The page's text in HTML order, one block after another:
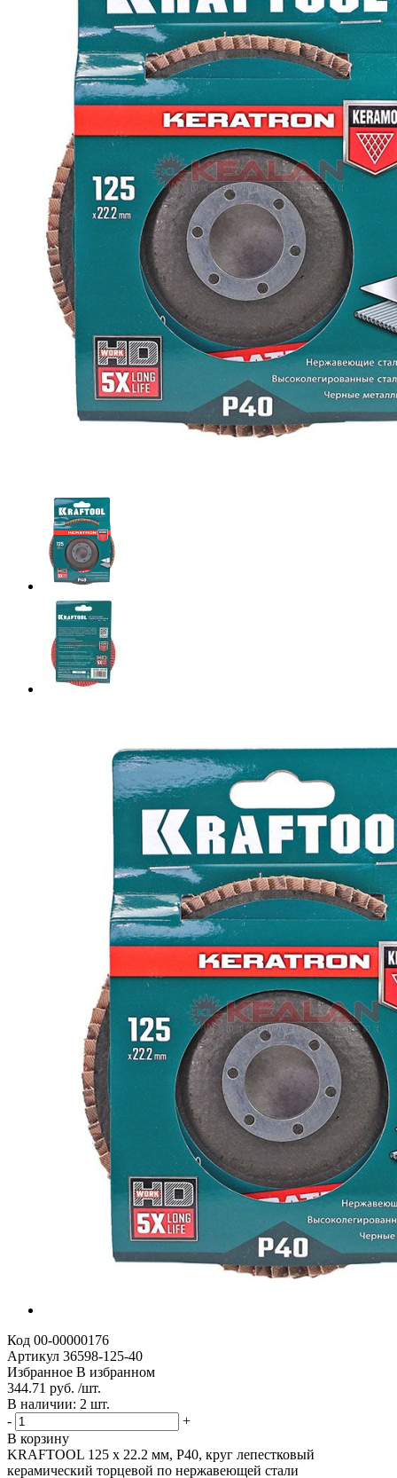
Код 00-00000176
Артикул 36598-125-40
Избранное В избранном
344.71 руб. /шт.
В наличии: 2 шт.
-
+
В корзину
KRAFTOOL 125 х 22.2 мм, P40, круг лепестковый
керамический торцевой по нержавеющей стали